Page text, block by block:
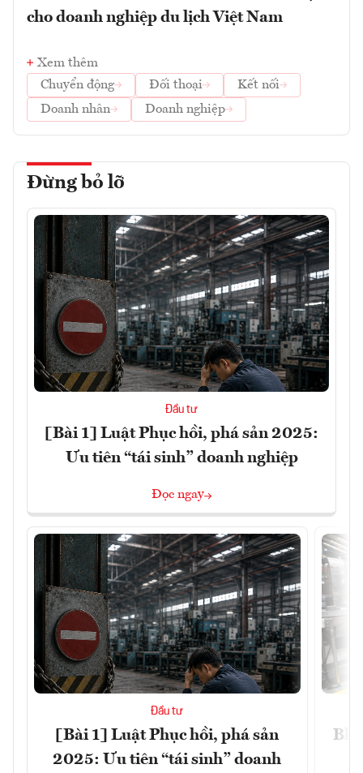
cho doanh nghiệp du lịch Việt Nam
Xem thêm
Chuyển động
Đối thoại
Kết nối
Doanh nhân
Doanh nghiệp
Đừng bỏ lỡ
Đầu tư
[Bài 1] Luật Phục hồi, phá sản 2025:
Ưu tiên “tái sinh” doanh nghiệp
Đọc ngay
Đầu tư
[Bài 1] Luật Phục hồi, phá sản
2025: Ưu tiên “tái sinh” doanh